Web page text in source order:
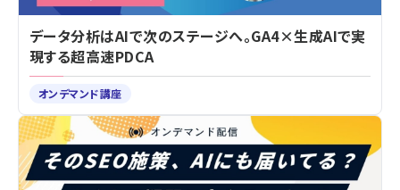
データ分析はAIで次のステージへ。GA4×生成AIで実
現する超高速PDCA
オンデマンド講座